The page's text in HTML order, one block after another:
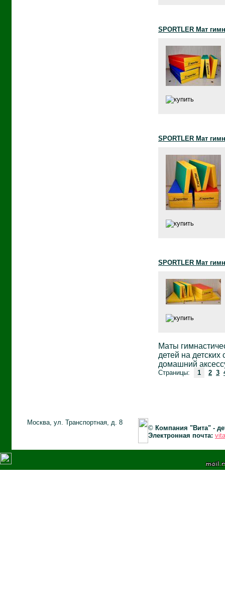
SPORTLER Мат
SPORTLER Мат
SPORTLER Мат
Маты
детей на
домашний
Страницы: 1 2 3
Москва, ул. Транспортная, д. 8
© Компания "Вита" -
Электронная почта: